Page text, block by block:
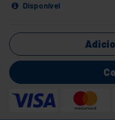
Disponível